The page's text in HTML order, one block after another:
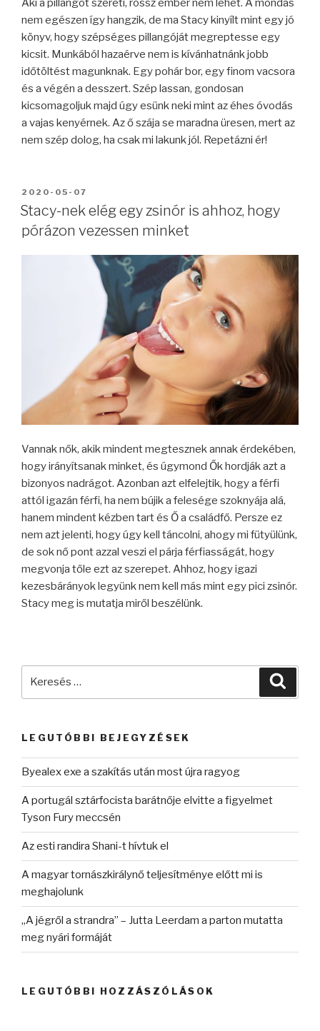
Aki a pillangót szereti, rossz ember nem lehet. A mondás
nem egészen így hangzik, de ma Stacy kinyílt mint egy jó
könyv, hogy szépséges pillangóját megreptesse egy
kicsit. Munkából hazaérve nem is kívánhatnánk jobb
időtöltést magunknak. Egy pohár bor, egy finom vacsora
és a végén a desszert. Szép lassan, gondosan
kicsomagoljuk majd úgy esünk neki mint az éhes óvodás
a vajas kenyérnek. Az ő szája se maradna üresen, mert az
nem szép dolog, ha csak mi lakunk jól. Repetázni ér!
BEKÜLDVE:
2020-05-07
Stacy-nek elég egy zsinór is ahhoz, hogy
pórázon vezessen minket
Vannak nők, akik mindent megtesznek annak érdekében,
hogy irányítsanak minket, és úgymond Ők hordják azt a
bizonyos nadrágot. Azonban azt elfelejtik, hogy a férfi
attól igazán férfi, ha nem bújik a felesége szoknyája alá,
hanem mindent kézben tart és Ő a családfő. Persze ez
nem azt jelenti, hogy úgy kell táncolni, ahogy mi fütyülünk,
de sok nő pont azzal veszi el párja férfiasságát, hogy
megvonja tőle ezt az szerepet. Ahhoz, hogy igazi
kezesbárányok legyünk nem kell más mint egy pici zsinór.
Stacy meg is mutatja miről beszélünk.
LEGUTÓBBI BEJEGYZÉSEK
Byealex exe a szakítás után most újra ragyog
A portugál sztárfocista barátnője elvitte a figyelmet
Tyson Fury meccsén
Az esti randira Shani-t hívtuk el
A magyar tornászkirálynő teljesítménye előtt mi is
meghajolunk
„A jégről a strandra” – Jutta Leerdam a parton mutatta
meg nyári formáját
LEGUTÓBBI HOZZÁSZÓLÁSOK